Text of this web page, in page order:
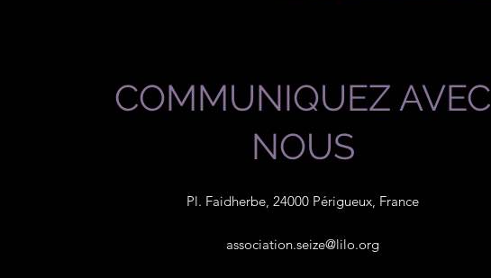
COMMUNIQUEZ AVEC
NOUS
Pl. Faidherbe, 24000 Périgueux, France
association.seize@lilo.org